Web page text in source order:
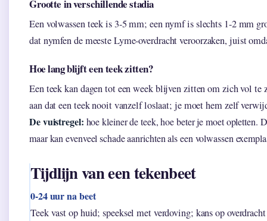
Grootte in verschillende stadia
Een volwassen teek is 3-5 mm; een nymf is slechts 1-2 mm
dat nymfen de meeste Lyme-overdracht veroorzaken, juist
Hoe lang blijft een teek zitten?
Een teek kan dagen tot een week blijven zitten om zich vol
aan dat een teek nooit vanzelf loslaat; je moet hem zelf
De vuistregel: hoe kleiner de teek, hoe beter je moet opletten.
maar kan evenveel schade aanrichten als een volwassen
Tijdlijn van een tekenbeet
0-24 uur na beet
Teek vast op huid; speeksel met verdoving; kans op